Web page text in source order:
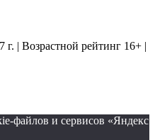
| Возрастной рейтинг 16+ |
файлов и сервисов «Яндекс